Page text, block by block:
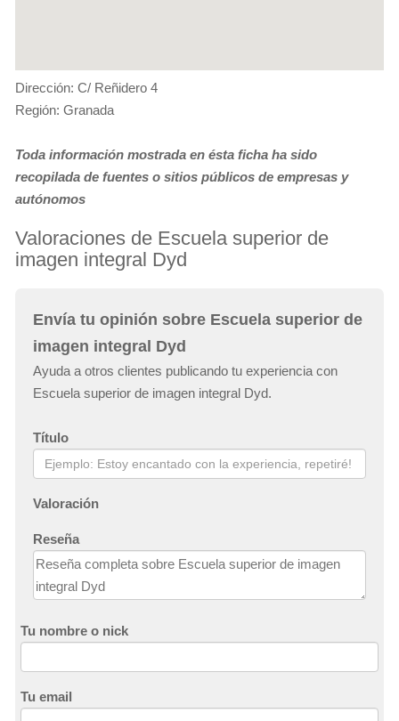
Dirección: C/ Reñidero 4
Región: Granada
Toda información mostrada en ésta ficha ha sido
recopilada de fuentes o sitios públicos de empresas y
autónomos
Valoraciones de Escuela superior de
imagen integral Dyd
Envía tu opinión sobre Escuela superior de
imagen integral Dyd
Ayuda a otros clientes publicando tu experiencia con
Escuela superior de imagen integral Dyd.
Título
Valoración
Reseña
Tu nombre o nick
Tu email